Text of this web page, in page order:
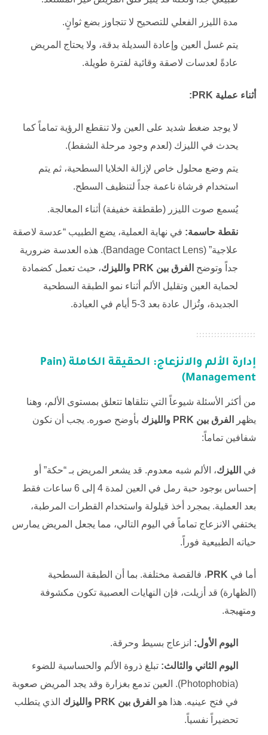
مدة الليزر الفعلي للتصحيح لا تتجاوز بضع ثوانٍ.
يتم غسل العين وإعادة السديلة بدقة، ولا يحتاج المريض
عادةً لعدسات لاصقة وقائية لفترة طويلة.
أثناء عملية PRK:
لا يوجد ضغط شديد على العين ولا تنقطع الرؤية تماماً كما
يحدث في الليزك (لعدم وجود مرحلة الشفط).
يتم وضع محلول خاص لإزالة الخلايا السطحية، ثم يتم
استخدام فرشاة ناعمة جداً لتنظيف السطح.
يُسمع صوت الليزر (طقطقة خفيفة) أثناء المعالجة.
نقطة حاسمة: في نهاية العملية، يضع الطبيب “عدسة لاصقة
علاجية” (Bandage Contact Lens). هذه العدسة ضرورية
جداً وتوضح الفرق بين PRK والليزك
، حيث تعمل كضمادة
لحماية العين وتقليل الألم أثناء نمو الطبقة السطحية
الجديدة، وتُزال عادة بعد 3-5 أيام في العيادة.
إدارة الألم والانزعاج: الحقيقة الكاملة (Pain
Management)
من أكثر الأسئلة شيوعاً التي نتلقاها تتعلق بمستوى الألم، وهنا
يظهر
الفرق بين PRK والليزك
بأوضح صوره. يجب أن نكون
شفافين تماماً:
في الليزك، الألم شبه معدوم. قد يشعر المريض بـ “حكة” أو
إحساس بوجود حبة رمل في العين لمدة 4 إلى 6 ساعات فقط
بعد العملية. بمجرد أخذ قيلولة واستخدام القطرات المرطبة،
يختفي الانزعاج تماماً في اليوم التالي، مما يجعل المريض يمارس
حياته الطبيعية فوراً.
أما في PRK ، فالقصة مختلفة. بما أن الطبقة السطحية
(الظهارة) قد أزيلت، فإن النهايات العصبية تكون مكشوفة
ومتهيجة.
اليوم الأول: انزعاج بسيط وحرقة.
اليوم الثاني والثالث: تبلغ ذروة الألم والحساسية للضوء
(Photophobia). العين تدمع بغزارة وقد يجد المريض صعوبة
في فتح عينيه. هذا هو الفرق بين PRK والليزك
الذي يتطلب
تحضيراً نفسياً.